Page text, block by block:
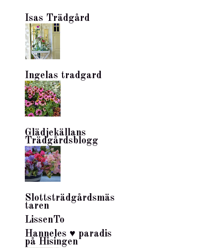
Isas Trädgård
Ingelas tradgard
Glädjekällans
Trädgårdsblogg
Slottsträdgårdsmäs
taren
LissenTo
Hanneles ♥ paradis
på Hisingen